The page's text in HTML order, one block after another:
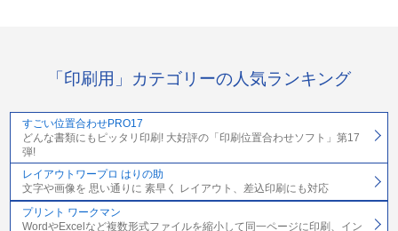
「印刷用」カテゴリーの人気ランキング
すごい位置合わせPRO17
どんな書類にもピッタリ印刷! 大好評の「印刷位置合わせソフト」第17
弾!
レイアウトワープロ はりの助
文字や画像を 思い通りに 素早く レイアウト、差込印刷にも対応
プリント ワークマン
WordやExcelなど複数形式ファイルを縮小して同一ページに印刷、イン